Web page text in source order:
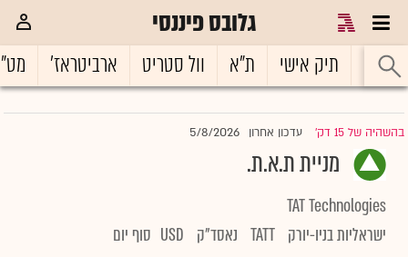
גלובס פיננסי
ראשי תיק אישי ת"א וול סטריט ארביטראז'
בהשהיה של 15 דק' |עדכון אחרון 5/8/2026
מניית ת.א.ת.
TAT Technologies
ישראליות בניו-יורק TATT נאסד"ק USD סוף יום